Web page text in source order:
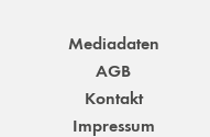
Mediadaten
AGB
Kontakt
Impressum